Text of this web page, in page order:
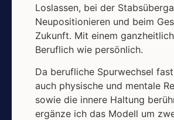
Loslassen, bei der
Neupositionieren und beim
Zukunft. Mit einem
Beruflich wie persönlich.
Da berufliche Spurwechsel
auch physische und mentale
sowie die innere Haltung
ergänze ich das Modell um